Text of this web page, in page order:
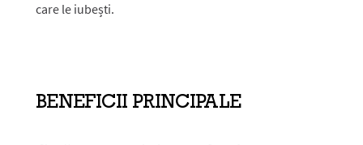
care le iubești.
BENEFICII PRINCIPALE